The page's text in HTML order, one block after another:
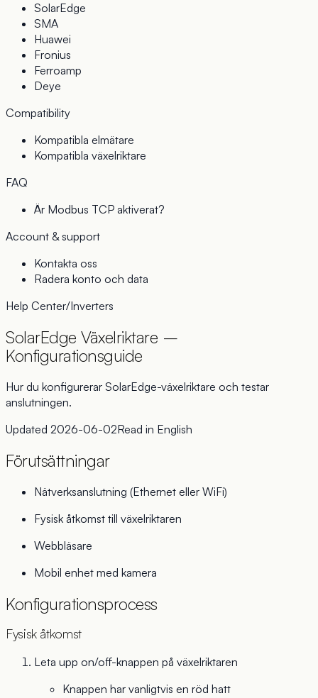
SolarEdge
SMA
Huawei
Fronius
Ferroamp
Deye
Compatibility
Kompatibla elmätare
Kompatibla växelriktare
FAQ
Är Modbus TCP aktiverat?
Account & support
Kontakta oss
Radera konto och data
Help Center/Inverters
SolarEdge Växelriktare –
Konfigurationsguide
Hur du konfigurerar SolarEdge-växelriktare och testar
anslutningen.
Updated 2026-06-02Read in English
Förutsättningar
Nätverksanslutning (Ethernet eller WiFi)
Fysisk åtkomst till växelriktaren
Webbläsare
Mobil enhet med kamera
Konfigurationsprocess
Fysisk åtkomst
Leta upp on/off-knappen på växelriktaren
Knappen har vanligtvis en röd hatt